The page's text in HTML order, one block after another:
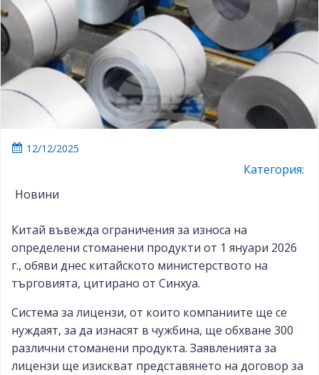
12/12/2025
Категория:
Новини
Китай въвежда ограничения за износа на
определени стоманени продукти от 1 януари 2026
г., обяви днес китайското министерството на
търговията, цитирано от Синхуа.
Система за лицензи, от които компаниите ще се
нуждаят, за да изнасят в чужбина, ще обхване 300
различни стоманени продукта. Заявленията за
лицензи ще изискват представянето на договор за